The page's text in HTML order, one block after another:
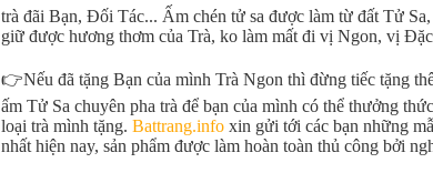
trà đãi Bạn, Đối Tác... Ấm chén tử sa được làm từ đất Tử
giữ được hương thơm của Trà, ko làm mất đi vị Ngon, vị
👉Nếu đã tặng Bạn của mình Trà Ngon thì đừng tiếc tặng
ấm Tử Sa chuyên pha trà để bạn của mình có thể thưởng
loại trà mình tặng. Battrang.info xin gửi tới các bạn những
nhất hiện nay, sản phẩm được làm hoàn toàn thủ công bởi